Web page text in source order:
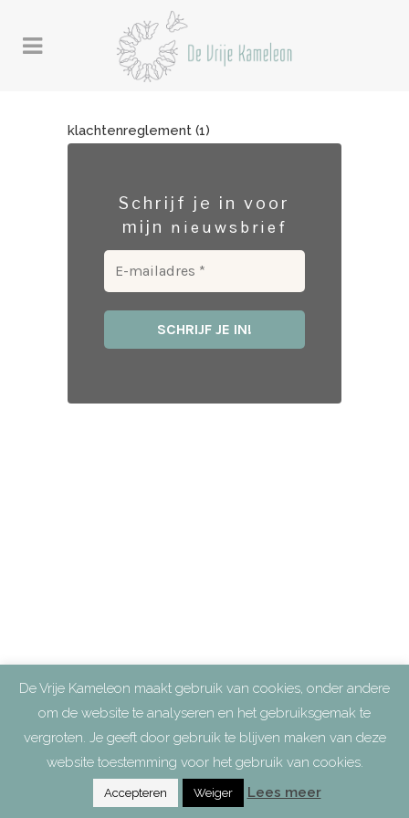
klachtenreglement (1)
Schrijf je in voor
mijn nieuwsbrief
De Vrije Kameleon maakt gebruik van cookies, onder andere
om de website te analyseren en het gebruiksgemak te
vergroten. Je geeft door gebruik te blijven maken van deze
website toestemming voor het gebruik van cookies.
Accepteren Weiger Lees meer